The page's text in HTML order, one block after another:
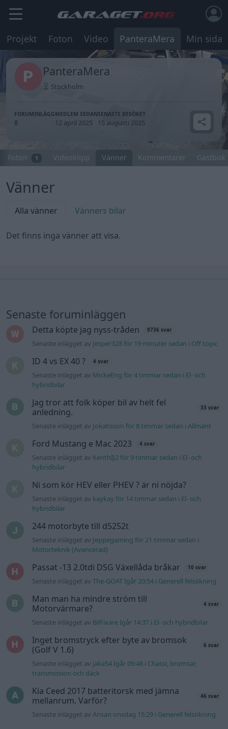
Projekt Foton Video PanteraMera Min sida
PanteraMera
Stockholm
FORUMINLÄGG
8
MEDLEM SEDAN
12 april 2025
SENASTE BESÖKET
15 augusti 2025
Foton 1 Videoklipp Vänner Kommentarer Gästbok
Vänner
Alla vänner Vänners bilar
Det finns inga vänner att visa.
Senaste foruminläggen
Detta köpte jag nyss-tråden 9736 svar
Senaste inlägget av Jesper328 för 19 minuter sedan i Off topic
ID 4 vs EX 40 ? 4 svar
Senaste inlägget av MickeEng för 4 timmar sedan i El- och
hybridbilar
Jag tror att folk köper bil av helt fel
anledning.
33 svar
Senaste inlägget av Jokabsson för 8 timmar sedan iAllmänt
Ford Mustang e Mac 2023 4 svar
Senaste inlägget av KenthIJ2 för 9 timmar sedan i El- och
hybridbilar
Ni som kör HEV eller PHEV ? är ni nöjda?
Senaste inlägget av kaykay för 14 timmar sedan i El- och
hybridbilar
244 motorbyte till d5252t
Senaste inlägget av Jeppegaming för 21 timmar sedan i
Motorteknik (Avancerad)
Passat -13 2.0tdi DSG Växellåda bråkar 10 svar
Senaste inlägget avThe-GOAT Igår 20:54 i Generell felsökning
Man man ha mindre ström till
Motorvärmare?
4 svar
Senaste inlägget av BilFixare Igår 14:37 i El- och hybridbilar
Inget bromstryck efter byte av bromsok
(Golf V 1.6)
6 svar
Senaste inlägget av jaka54 Igår 09:48 i Chassi, bromsar,
transmission och däck
Kia Ceed 2017 batteritorsk med jämna
mellanrum. Varför?
46 svar
Senaste inlägget avAnsan onsdag 15:29 i Generell felsökning